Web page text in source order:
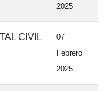
2025
CIVIL
07
Febrero
2025